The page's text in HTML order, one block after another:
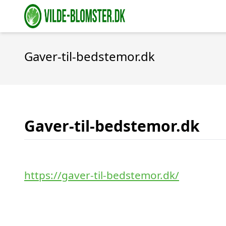
Gaver-til-bedstemor.dk
Gaver-til-bedstemor.dk
https://gaver-til-bedstemor.dk/